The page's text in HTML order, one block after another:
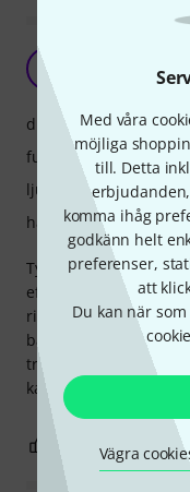
Med våra
möjliga
till. Detta
komma ihåg
godkänn helt
preferenser,
att
Du kan när
Vägra
TM
Tydlig display och
effektkedjan. Många
riktigt bra ljud. Minus
basljud från gitarr
trackingen då så det
kanske lite liten och
drift
funktioner
ljud
hantverkskvalitet